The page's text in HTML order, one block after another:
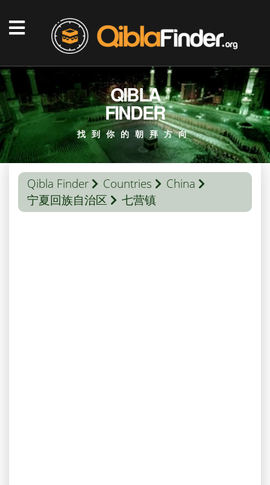
QIBLA
FINDER
找到你的朝拜方向
Qibla Finder Countries
China
宁夏回族自治区
七营镇